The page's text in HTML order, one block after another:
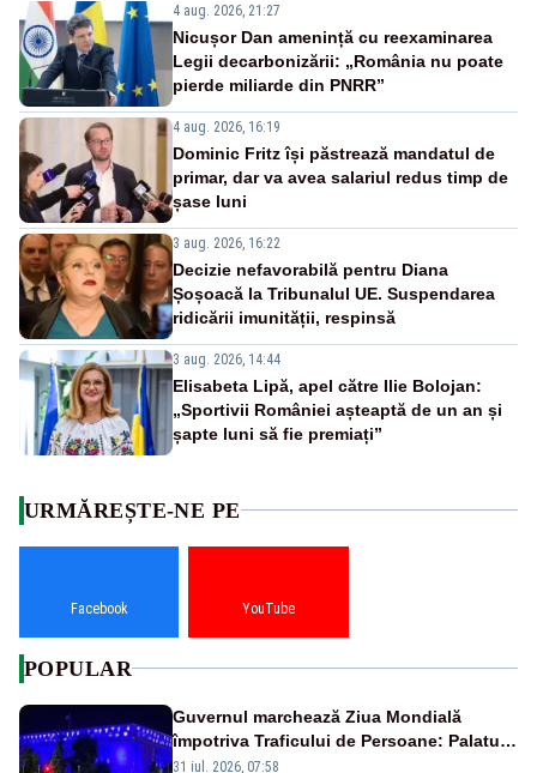
4 aug. 2026, 21:27
Nicușor Dan amenință cu reexaminarea
Legii decarbonizării: „România nu poate
pierde miliarde din PNRR”
4 aug. 2026, 16:19
Dominic Fritz își păstrează mandatul de
primar, dar va avea salariul redus timp de
șase luni
3 aug. 2026, 16:22
Decizie nefavorabilă pentru Diana
Șoșoacă la Tribunalul UE. Suspendarea
ridicării imunității, respinsă
3 aug. 2026, 14:44
Elisabeta Lipă, apel către Ilie Bolojan:
„Sportivii României așteaptă de un an și
șapte luni să fie premiați”
URMĂREȘTE-NE PE
Facebook YouTube
POPULAR
Guvernul marchează Ziua Mondială
împotriva Traficului de Persoane: Palatul
Victoria, iluminat în albastru
31 iul. 2026, 07:58